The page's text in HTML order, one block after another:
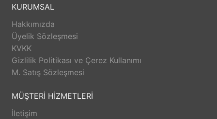
KURUMSAL
Hakkımızda
Üyelik Sözleşmesi
KVKK
Gizlilik Politikası ve Çerez Kullanımı
M. Satış Sözleşmesi
MÜŞTERİ HİZMETLERİ
İletişim